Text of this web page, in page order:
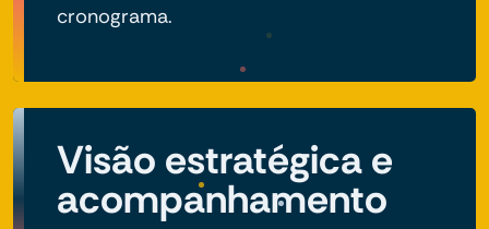
cronograma.
Visão estratégica e
acompanhamento